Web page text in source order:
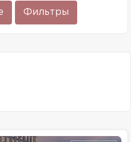
Фильтры